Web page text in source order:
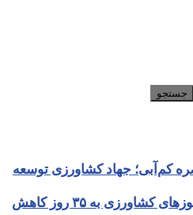
جستجو
کم‌آبی؛ جهاد کشاورزی توسعه
میانگین زمان صدور مجوزهای کشاورزی به ۳۵ روز کاهش